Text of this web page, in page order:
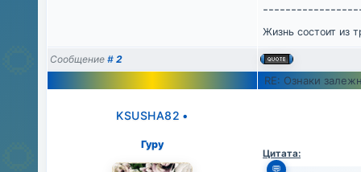
Жизнь состоит из
Сообщение#2
RE: Ознаки
KSUSHA82 •
Гуру
Цитата: